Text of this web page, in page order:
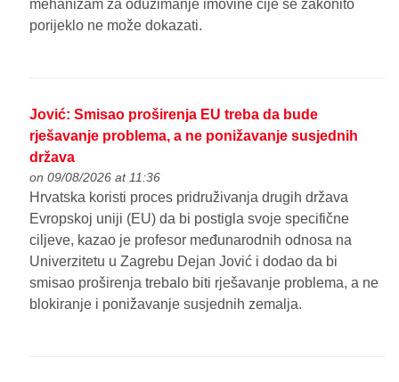
mehanizam za oduzimanje imovine čije se zakonito
porijeklo ne može dokazati.
Jović: Smisao proširenja EU treba da bude
rješavanje problema, a ne ponižavanje susjednih
država
on 09/08/2026 at 11:36
Hrvatska koristi proces pridruživanja drugih država
Evropskoj uniji (EU) da bi postigla svoje specifične
ciljeve, kazao je profesor međunarodnih odnosa na
Univerzitetu u Zagrebu Dejan Jović i dodao da bi
smisao proširenja trebalo biti rješavanje problema, a ne
blokiranje i ponižavanje susjednih zemalja.